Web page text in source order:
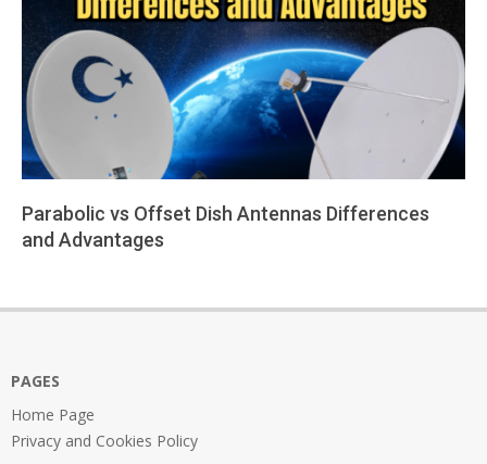
Parabolic vs Offset Dish Antennas Differences
and Advantages
09
PAGES
Home Page
Privacy and Cookies Policy